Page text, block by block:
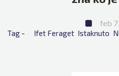
feb
Tag - Ifet Feraget Istaknuto